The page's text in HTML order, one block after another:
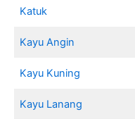
Katuk
Kayu Angin
Kayu Kuning
Kayu Lanang